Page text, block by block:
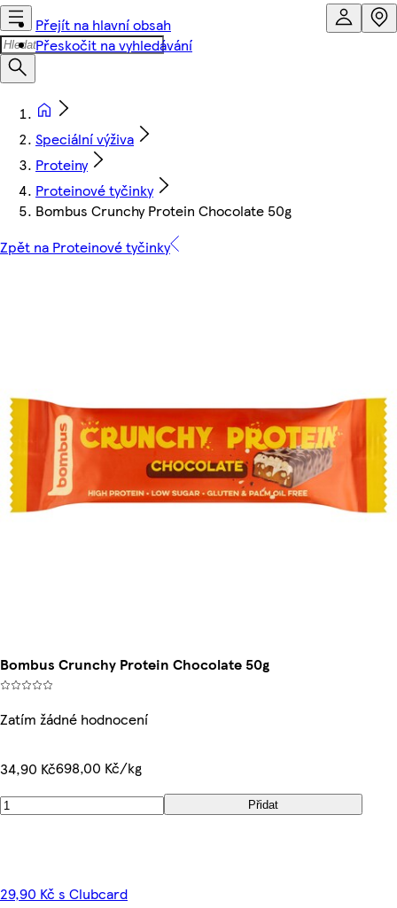
Přejít na hlavní obsah
Přeskočit na vyhledávání
Speciální výživa
Proteiny
Proteinové tyčinky
Bombus Crunchy Protein Chocolate 50g
Zpět na Proteinové tyčinky
Bombus Crunchy Protein Chocolate 50g
Zatím žádné hodnocení
34,90 Kč698,00 Kč/kg
Přidat
29,90 Kč s Clubcard